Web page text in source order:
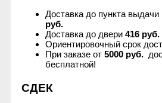
Доставка до пункта выдачи
руб.
Доставка до двери 416 руб.
Ориентировочный срок
При заказе от 5000 руб.
бесплатной!
СДЕК